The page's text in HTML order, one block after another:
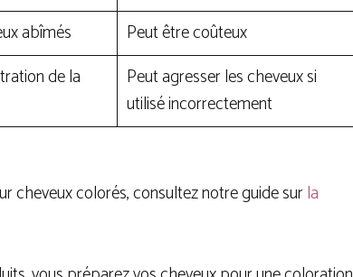
abîmés
Peut être coûteux
de la
Peut agresser les cheveux si
utilisé incorrectement
cheveux colorés, consultez notre guide surla